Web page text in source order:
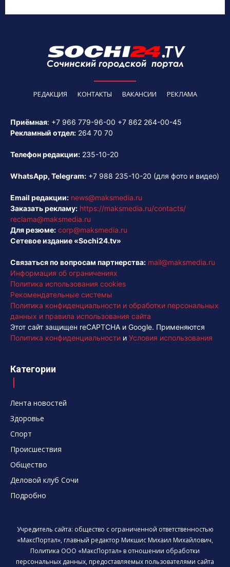
РЕДАКЦИЯ КОНТАКТЫ ВАКАНСИИ РЕКЛАМА
Приёмная: +7 966 779-96-00 +7 862 264-00-45
Рекламный отдел: 264 70 70
Телефон редакции: 235-10-20
WhatsApp, Telegram: +7 988 235-10-20 (для фото и видео)
Email редакции: news@maksmedia.ru
Заказать рекламу: https://maksmedia.ru/contacts/
reclama@maksmedia.ru
Для резюме: corp@maksmedia.ru
Сетевое издание «Sochi24.tv»
Связаться по вопросам партнерства: mail@maksmedia.ru
Информация об ограничениях
Политика использования cookies
Рекомендательные системы
Политика конфиденциальности и обработки персональных
данных и правила использования сайта
Этот сайт защищен reCAPTCHA и Google. Применяются
Политика конфиденциальности и Условия использования
Категории
Лента новостей
Здоровье
Спорт
Происшествия
Общество
Деловой клуб Сочи
Подробно
Учредитель сайта: общество с ограниченной ответственностью
«МаксПортал», главный редактор Микшис Михаил Михайлович,
Политика ООО «МаксПортал» в отношении обработки
персональных данных, предоставляемых пользователями сайта